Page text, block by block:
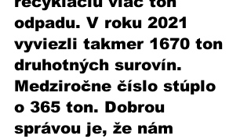
odpadu. V roku 2021
vyviezli takmer 1670 ton
druhotných surovín.
Medziročne číslo stúplo
o 365 ton. Dobrou
správou je, že nám